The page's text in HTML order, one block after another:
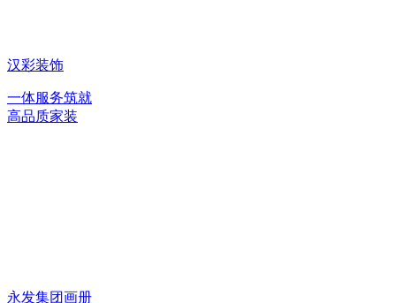
汉彩装饰
一体服务筑就
高品质家装
永发集团画册